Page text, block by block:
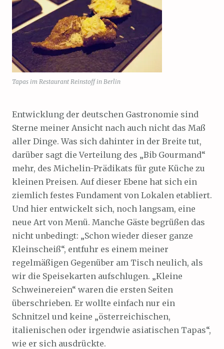
Tapas im Restaurant Reinstoff in Berlin
Entwicklung der deutschen Gastronomie sind
Sterne meiner Ansicht nach auch nicht das Maß
aller Dinge. Was sich dahinter in der Breite tut,
darüber sagt die Verteilung des „Bib Gourmand“
mehr, des Michelin-Prädikats für gute Küche zu
kleinen Preisen. Auf dieser Ebene hat sich ein
ziemlich festes Fundament von Lokalen etabliert.
Und hier entwickelt sich, noch langsam, eine
neue Art von Menü. Manche Gäste begrüßen das
nicht unbedingt: „Schon wieder dieser ganze
Kleinscheiß“, entfuhr es einem meiner
regelmäßigen Gegenüber am Tisch neulich, als
wir die Speisekarten aufschlugen. „Kleine
Schweinereien“ waren die ersten Seiten
überschrieben. Er wollte einfach nur ein
Schnitzel und keine „österreichischen,
italienischen oder irgendwie asiatischen Tapas“,
wie er sich ausdrückte.